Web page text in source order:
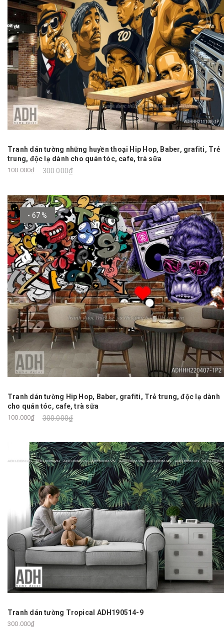
Tranh dán tường những huyền thoại Hip Hop, Baber, grafiti, Trẻ
trung, độc lạ dành cho quán tóc, cafe, trà sữa
100.000₫ 300.000₫
- 67 %
Tranh dán tường Hip Hop, Baber, grafiti, Trẻ trung, độc lạ dành
cho quán tóc, cafe, trà sữa
100.000₫ 300.000₫
Tranh dán tường Tropical ADH190514-9
300.000₫